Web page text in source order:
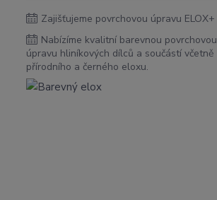
Zajišťujeme povrchovou úpravu ELOX+
Nabízíme kvalitní barevnou povrchovou
úpravu hliníkových dílců a součástí včetně
přírodního a černého eloxu.